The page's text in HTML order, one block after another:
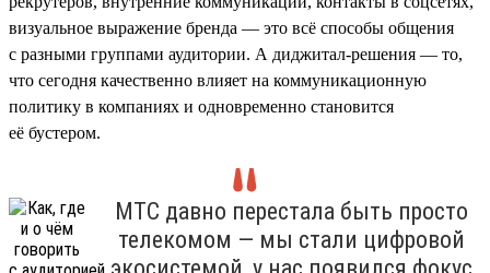
визуальное выражение бренда — это всё способы общения
с разными группами аудитории. А диджитал-решения — то,
что сегодня качественно влияет на коммуникационную
политику в компаниях и одновременно становится
её бустером.
МТС давно перестала быть просто
телекомом — мы стали цифровой